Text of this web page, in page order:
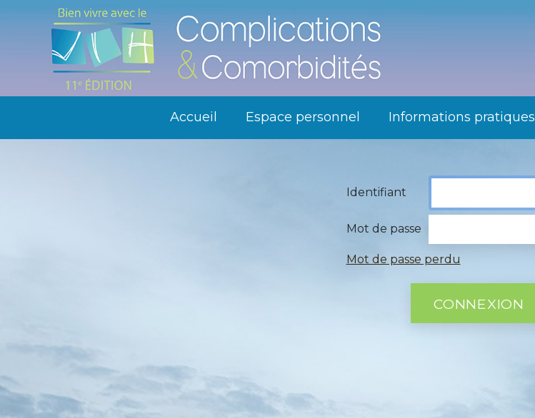
Accueil Espace personnel Informations pratiques
Identifiant
Mot de passe
Mot de passe perdu